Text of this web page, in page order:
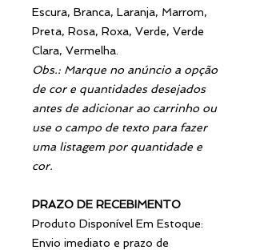
Escura, Branca, Laranja, Marrom,
Preta, Rosa, Roxa, Verde, Verde
Clara, Vermelha.
Obs.: Marque no anúncio a opção
de cor e quantidades desejados
antes de adicionar ao carrinho ou
use o campo de texto para fazer
uma listagem por quantidade e
cor.
PRAZO DE RECEBIMENTO
Produto Disponível Em Estoque:
Envio imediato e prazo de